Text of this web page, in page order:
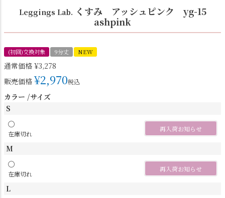
Leggings Lab. くすみ アッシュピンク yg-15
ashpink
(初回)交換対象 9分丈 NEW
通常価格 ¥3,278
販売価格 ¥2,970税込
カラー サイズ
S
〇
在庫切れ
再入荷お知らせ
M
〇
在庫切れ
再入荷お知らせ
L